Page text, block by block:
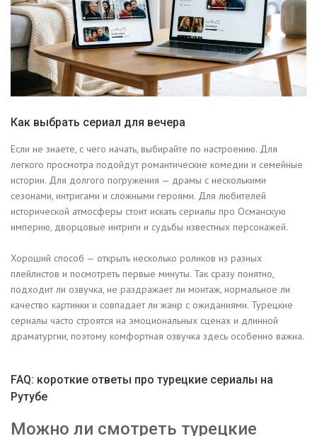
Как выбрать сериал для вечера
Если не знаете, с чего начать, выбирайте по настроению. Для
легкого просмотра подойдут романтические комедии и семейные
истории. Для долгого погружения — драмы с несколькими
сезонами, интригами и сложными героями. Для любителей
исторической атмосферы стоит искать сериалы про Османскую
империю, дворцовые интриги и судьбы известных персонажей.
Хороший способ — открыть несколько роликов из разных
плейлистов и посмотреть первые минуты. Так сразу понятно,
подходит ли озвучка, не раздражает ли монтаж, нормальное ли
качество картинки и совпадает ли жанр с ожиданиями. Турецкие
сериалы часто строятся на эмоциональных сценах и длинной
драматургии, поэтому комфортная озвучка здесь особенно важна.
FAQ: короткие ответы про турецкие сериалы на
Рутубе
Можно ли смотреть турецкие